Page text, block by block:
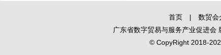
首页 |
数贸会
广东省数字贸易与服务产业促进会
© CopyRight 2018-